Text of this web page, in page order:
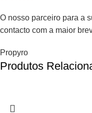
O nosso parceiro para a
contacto com a maior
Propyro
Produtos